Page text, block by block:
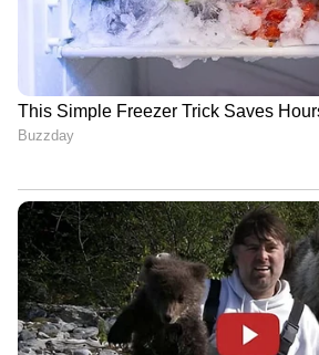
Image Credit :Getty
ബദാം കഴിക്കുന്നത്
കുറയ്ക്കാൻ സഹായിക്കും
പതിവായി ബദാം കഴിക്കുന്നത്
കുറയ്ക്കാൻ സഹായിക്കും.
ഡയസ്റ്റോളിക് രക്തസമ്മർദ്ദം.
ആരോഗ്യകരമായ കൊഴുപ്പ്
സമ്പുഷ്ടമായ ഇവ
വിശ്രമിക്കാനും, രക്തയോട്ടം
കാർഡിയോമെറ്റബോളിക്